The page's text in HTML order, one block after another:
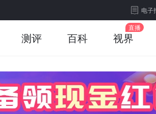
电子
测评 百科 视界